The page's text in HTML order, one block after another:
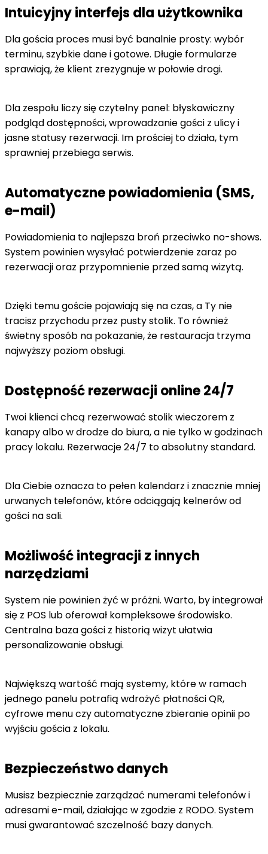
Intuicyjny interfejs dla użytkownika
Dla gościa proces musi być banalnie prosty: wybór
terminu, szybkie dane i gotowe. Długie formularze
sprawiają, że klient zrezygnuje w połowie drogi.
Dla zespołu liczy się czytelny panel: błyskawiczny
podgląd dostępności, wprowadzanie gości z ulicy i
jasne statusy rezerwacji. Im prościej to działa, tym
sprawniej przebiega serwis.
Automatyczne powiadomienia (SMS,
e-mail)
Powiadomienia to najlepsza broń przeciwko no-shows.
System powinien wysyłać potwierdzenie zaraz po
rezerwacji oraz przypomnienie przed samą wizytą.
Dzięki temu goście pojawiają się na czas, a Ty nie
tracisz przychodu przez pusty stolik. To również
świetny sposób na pokazanie, że restauracja trzyma
najwyższy poziom obsługi.
Dostępność rezerwacji online 24/7
Twoi klienci chcą rezerwować stolik wieczorem z
kanapy albo w drodze do biura, a nie tylko w godzinach
pracy lokalu. Rezerwacje 24/7 to absolutny standard.
Dla Ciebie oznacza to pełen kalendarz i znacznie mniej
urwanych telefonów, które odciągają kelnerów od
gości na sali.
Możliwość integracji z innych
narzędziami
System nie powinien żyć w próżni. Warto, by integrował
się z POS lub oferował kompleksowe środowisko.
Centralna baza gości z historią wizyt ułatwia
personalizowanie obsługi.
Największą wartość mają systemy, które w ramach
jednego panelu potrafią wdrożyć płatności QR,
cyfrowe menu czy automatyczne zbieranie opinii po
wyjściu gościa z lokalu.
Bezpieczeństwo danych
Musisz bezpiecznie zarządzać numerami telefonów i
adresami e-mail, działając w zgodzie z RODO. System
musi gwarantować szczelność bazy danych.